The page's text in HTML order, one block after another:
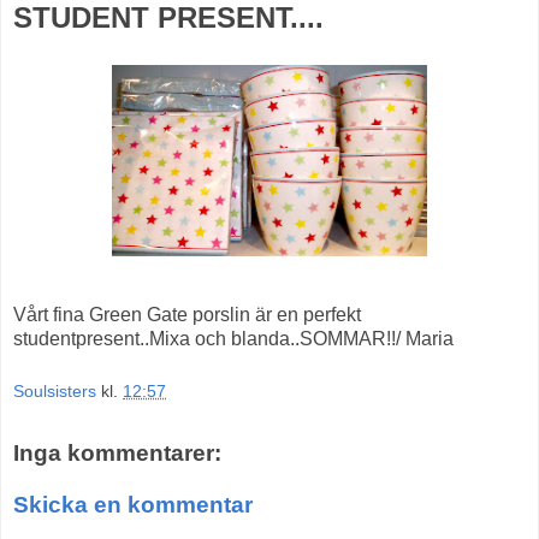
STUDENT PRESENT....
Vårt fina Green Gate porslin är en perfekt
studentpresent..Mixa och blanda..SOMMAR!!/ Maria
Soulsisters kl. 12:57
Inga kommentarer:
Skicka en kommentar